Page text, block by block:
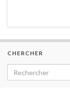
CHERCHER
Search for: